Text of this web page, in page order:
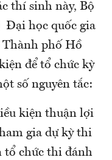
thí sinh này, Bộ
Đại học quốc gia
phố Hồ
để tổ chức kỳ
số nguyên tắc:
kiện thuận lợi
gia dự kỳ thi
tổ chức thi đánh